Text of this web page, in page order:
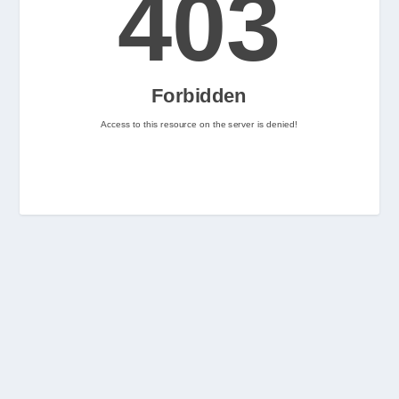
2
Nintenhype.Cat @nintenhype.cat
📅 Ja tenim aquí els
setmana? 👀